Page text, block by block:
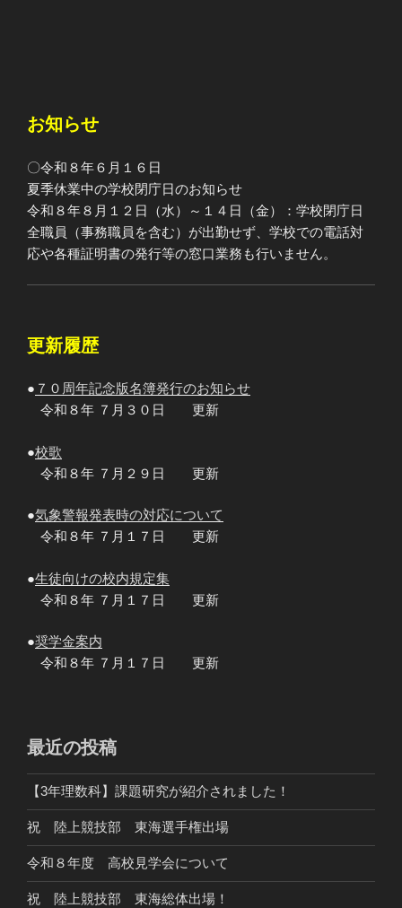
お知らせ
〇令和８年６月１６日
夏季休業中の学校閉庁日のお知らせ
令和８年８月１２日（水）～１４日（金）：学校閉庁日
全職員（事務職員を含む）が出勤せず、学校での電話対
応や各種証明書の発行等の窓口業務も行いません。
更新履歴
● ７０周年記念版名簿発行のお知らせ
令和８年 ７月３０日 更新
●校歌
令和８年 ７月２９日 更新
●気象警報発表時の対応について
令和８年 ７月１７日 更新
●生徒向けの校内規定集
令和８年 ７月１７日 更新
●奨学金案内
令和８年 ７月１７日 更新
最近の投稿
【3年理数科】課題研究が紹介されました！
祝 陸上競技部 東海選手権出場
令和８年度 高校見学会について
祝 陸上競技部 東海総体出場！